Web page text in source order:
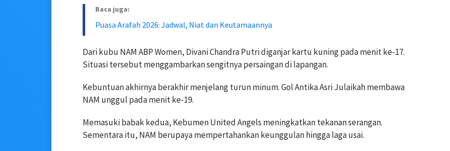
Baca juga:
Puasa Arafah 2026: Jadwal, Niat dan Keutamaannya
Dari kubu NAM ABP Women, Divani Chandra Putri diganjar kartu kuning pada menit ke-17.
Situasi tersebut menggambarkan sengitnya persaingan di lapangan.
Kebuntuan akhirnya berakhir menjelang turun minum. Gol Antika Asri Julaikah membawa
NAM unggul pada menit ke-19.
Memasuki babak kedua, Kebumen United Angels meningkatkan tekanan serangan.
Sementara itu, NAM berupaya mempertahankan keunggulan hingga laga usai.